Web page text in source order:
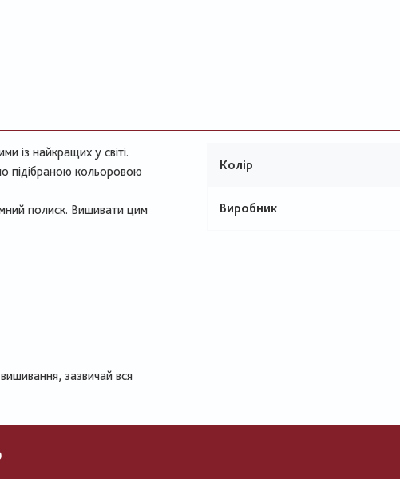
із найкращих у світі.
підібраною кольоровою
полиск. Вишивати цим
зазвичай вся
Колір
Виробник